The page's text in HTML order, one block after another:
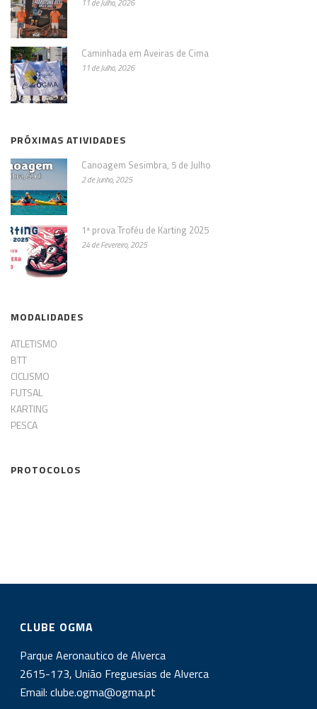
11 de Julho, 2026
Caminhada em Aveiras de Cima
11 de Julho, 2026
PRÓXIMAS ATIVIDADES
Canoagem Sesimbra, 5 de Julho
2 de Junho, 2025
1ª prova Troféu de Karting 2025
24 de Fevereiro, 2025
MODALIDADES
ATLETISMO
BTT
CICLISMO
FUTSAL
KARTING
PESCA
PROTOCOLOS
CLUBE OGMA
Parque Aeronautico de Alverca
2615-173, União Freguesias de Alverca
Email:clube.ogma@ogma.pt